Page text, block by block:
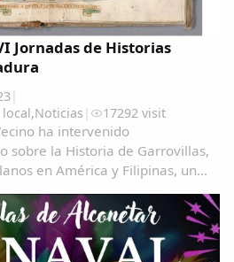
Jornadas de Historias
|
,Noticias | 17292 visit
ha intervenido
sobre la Historia de Garrovillas,
en América y Filipinas, una
en-
y-Filipinas-una...